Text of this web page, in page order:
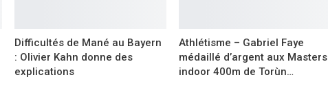
Difficultés de Mané au Bayern
: Olivier Kahn donne des
explications
Athlétisme – Gabriel Faye
médaillé d’argent aux Masters
indoor 400m de Torùn…